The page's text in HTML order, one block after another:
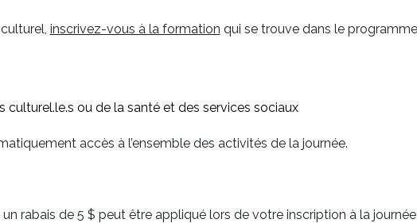
inscrivez-vous à la formation qui se trouve dans le
culturel.le.s ou de la santé et des services sociaux
accès à l’ensemble des activités de la journée.
rabais de 5 $ peut être appliqué lors de votre inscription à la